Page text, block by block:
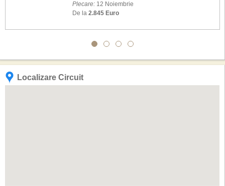
Plecare: 12 Noiembrie
De la 2.845 Euro
Localizare Circuit